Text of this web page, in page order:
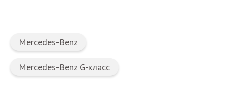
Mercedes-Benz
Mercedes-Benz G-класс